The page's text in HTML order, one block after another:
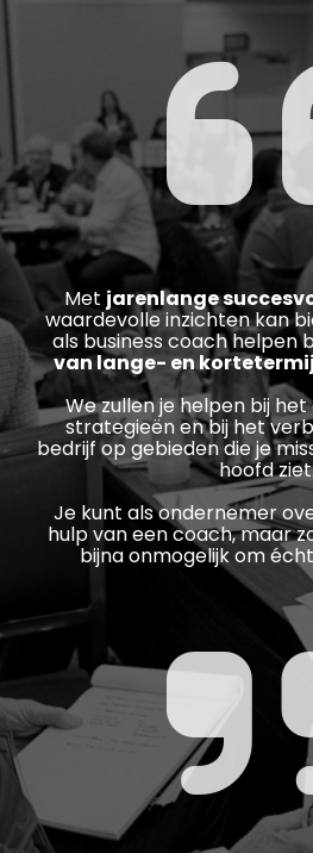
Met jarenlange
waardevolle inzichten kan
van lange- en
We zullen je helpen bij
strategieën en bij het
bedrijf op gebieden die je
hoofd
Je kunt als ondernemer
hulp van een coach, maar
bijna onmogelijk om